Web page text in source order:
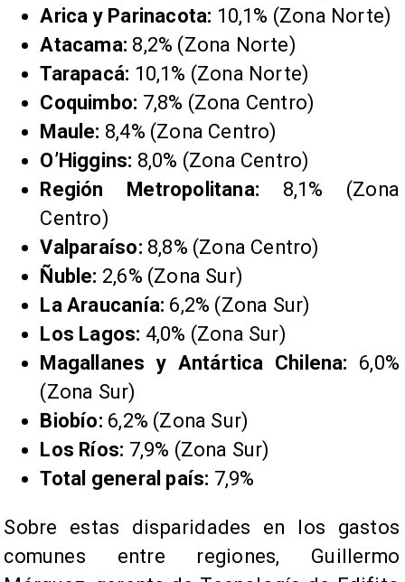
Arica y Parinacota: 10,1% (Zona Norte)
Atacama: 8,2% (Zona Norte)
Tarapacá: 10,1% (Zona Norte)
Coquimbo: 7,8% (Zona Centro)
Maule: 8,4% (Zona Centro)
O’Higgins: 8,0% (Zona Centro)
Región Metropolitana: 8,1% (Zona
Centro)
Valparaíso: 8,8% (Zona Centro)
Ñuble: 2,6% (Zona Sur)
La Araucanía: 6,2% (Zona Sur)
Los Lagos: 4,0% (Zona Sur)
Magallanes y Antártica Chilena: 6,0%
(Zona Sur)
Biobío: 6,2% (Zona Sur)
Los Ríos: 7,9% (Zona Sur)
Total general país: 7,9%
Sobre estas disparidades en los gastos
comunes entre regiones, Guillermo